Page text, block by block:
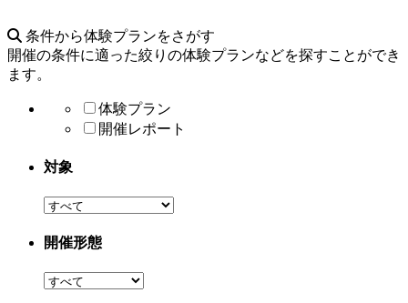
条件から体験プランをさがす
開催の条件に適った絞りの体験プランなどを探すことができ
ます。
体験プラン
開催レポート
対象
開催形態